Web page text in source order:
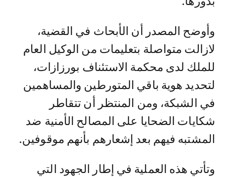
وأوضح المصدر أن الأبحاث في القضية،
لازالت متواصلة بتعليمات من الوكيل العام
للملك لدى محكمة الاستئناف بورزازات،
لتحديد هوية باقي المتورطين والمساهمين
في الشبكة، ومن المنتظر أن تتقاطر
شكايات الضحايا على المصالح الأمنية ضد
المشتبه فيهم بعد إشعارهم بأنهم موقوفين.
وتأتي هذه العملية في إطار الجهود التي